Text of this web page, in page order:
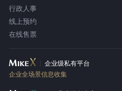
行政人事
线上预约
在线售票
企业级私有平台
企业全场景信息收集